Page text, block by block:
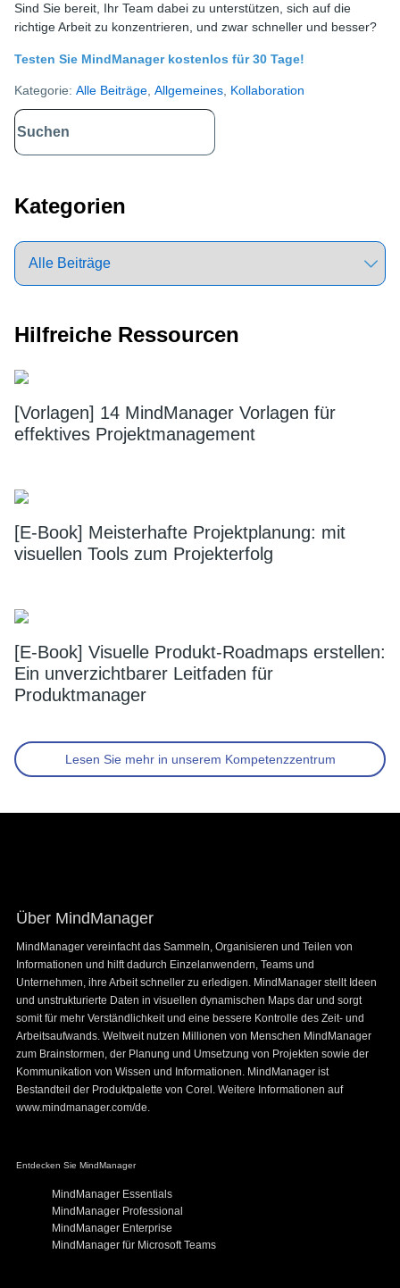
Sind Sie bereit, Ihr Team dabei zu unterstützen, sich auf die
richtige Arbeit zu konzentrieren, und zwar schneller und besser?
Testen Sie MindManager kostenlos für 30 Tage!
Kategorie: Alle Beiträge, Allgemeines, Kollaboration
Primary
Sidebar
Kategorien
Hilfreiche Ressourcen
[Vorlagen] 14 MindManager Vorlagen für
effektives Projektmanagement
[E-Book] Meisterhafte Projektplanung: mit
visuellen Tools zum Projekterfolg
[E-Book] Visuelle Produkt-Roadmaps erstellen:
Ein unverzichtbarer Leitfaden für
Produktmanager
Lesen Sie mehr in unserem Kompetenzzentrum
Über MindManager
MindManager vereinfacht das Sammeln, Organisieren und Teilen von
Informationen und hilft dadurch Einzelanwendern, Teams und
Unternehmen, ihre Arbeit schneller zu erledigen. MindManager stellt Ideen
und unstrukturierte Daten in visuellen dynamischen Maps dar und sorgt
somit für mehr Verständlichkeit und eine bessere Kontrolle des Zeit- und
Arbeitsaufwands. Weltweit nutzen Millionen von Menschen MindManager
zum Brainstormen, der Planung und Umsetzung von Projekten sowie der
Kommunikation von Wissen und Informationen. MindManager ist
Bestandteil der Produktpalette von Corel. Weitere Informationen auf
www.mindmanager.com/de.
Entdecken Sie MindManager
MindManager Essentials
MindManager Professional
MindManager Enterprise
MindManager für Microsoft Teams